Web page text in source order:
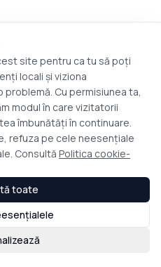
site pentru ca tu să poți
locali și viziona
Cu permisiunea ta,
modul în care vizitatorii
îmbunătăți în continuare.
refuza pe cele neesențiale
Consultă Politica cookie-
toate